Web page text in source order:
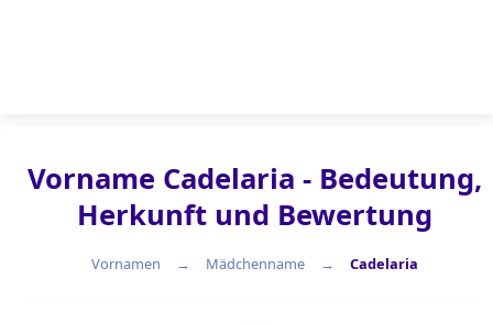
Vorname Cadelaria - Bedeutung,
Herkunft und Bewertung
Vornamen Mädchenname Cadelaria